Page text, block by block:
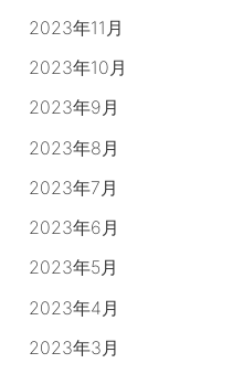
2023年11月
2023年10月
2023年9月
2023年8月
2023年7月
2023年6月
2023年5月
2023年4月
2023年3月